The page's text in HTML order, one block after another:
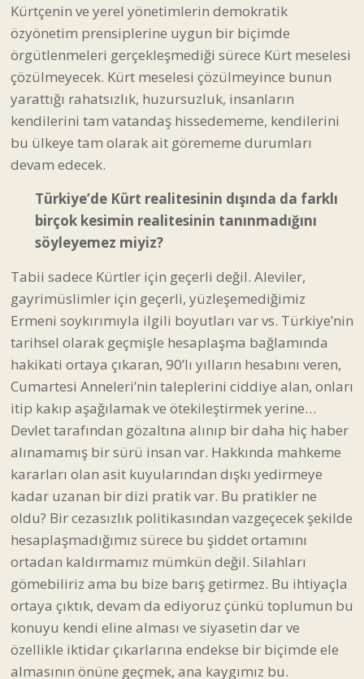
Kürtçenin ve yerel yönetimlerin demokratik
özyönetim prensiplerine uygun bir biçimde
örgütlenmeleri gerçekleşmediği sürece Kürt meselesi
çözülmeyecek. Kürt meselesi çözülmeyince bunun
yarattığı rahatsızlık, huzursuzluk, insanların
kendilerini tam vatandaş hissedememe, kendilerini
bu ülkeye tam olarak ait görememe durumları
devam edecek.
Türkiye’de Kürt realitesinin dışında da farklı
birçok kesimin realitesinin tanınmadığını
söyleyemez miyiz?
Tabii sadece Kürtler için geçerli değil. Aleviler,
gayrimüslimler için geçerli, yüzleşemediğimiz
Ermeni soykırımıyla ilgili boyutları var vs. Türkiye’nin
tarihsel olarak geçmişle hesaplaşma bağlamında
hakikati ortaya çıkaran, 90’lı yılların hesabını veren,
Cumartesi Anneleri’nin taleplerini ciddiye alan, onları
itip kakıp aşağılamak ve ötekileştirmek yerine…
Devlet tarafından gözaltına alınıp bir daha hiç haber
alınamamış bir sürü insan var. Hakkında mahkeme
kararları olan asit kuyularından dışkı yedirmeye
kadar uzanan bir dizi pratik var. Bu pratikler ne
oldu? Bir cezasızlık politikasından vazgeçecek şekilde
hesaplaşmadığımız sürece bu şiddet ortamını
ortadan kaldırmamız mümkün değil. Silahları
gömebiliriz ama bu bize barış getirmez. Bu ihtiyaçla
ortaya çıktık, devam da ediyoruz çünkü toplumun bu
konuyu kendi eline alması ve siyasetin dar ve
özellikle iktidar çıkarlarına endekse bir biçimde ele
almasının önüne geçmek, ana kaygımız bu.